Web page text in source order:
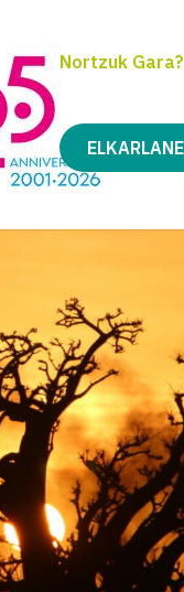
Nortzuk Gara?